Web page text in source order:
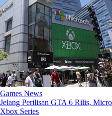
Games News
Jelang Perilisan GTA 6 Rilis,
Xbox Series